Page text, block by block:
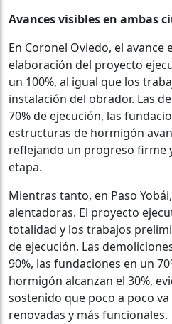
Avances visibles en ambas
En Coronel Oviedo, el avance
elaboración del proyecto
un 100%, al igual que los
instalación del obrador. Las
70% de ejecución, las
estructuras de hormigón
reflejando un progreso firme
etapa.
Mientras tanto, en Paso
alentadoras. El proyecto
totalidad y los trabajos
de ejecución. Las
90%, las fundaciones en un
hormigón alcanzan el 30%,
sostenido que poco a poco
renovadas y más funcionales.